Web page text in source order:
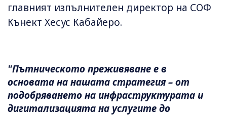
главният изпълнителен директор на СОФ
Кънект Хесус Кабайеро.
"Пътническото преживяване е в
основата на нашата стратегия – от
подобряването на инфраструктурата и
дигитализацията на услугите до